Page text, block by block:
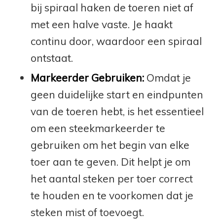
bij spiraal haken de toeren niet af
met een halve vaste. Je haakt
continu door, waardoor een spiraal
ontstaat.
Markeerder Gebruiken:Omdat je
geen duidelijke start en eindpunten
van de toeren hebt, is het essentieel
om een steekmarkeerder te
gebruiken om het begin van elke
toer aan te geven. Dit helpt je om
het aantal steken per toer correct
te houden en te voorkomen dat je
steken mist of toevoegt.